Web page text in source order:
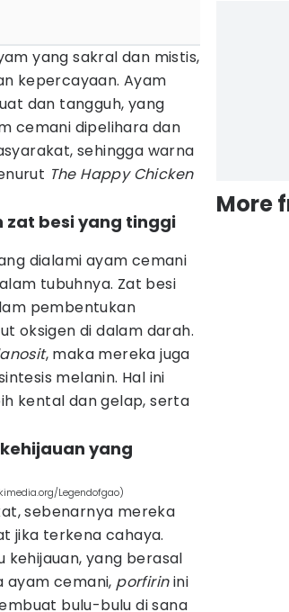
yang sakral dan mistis,
kepercayaan. Ayam
dan tangguh, yang
cemani dipelihara dan
sehingga warna
The Happy Chicken
zat besi yang tinggi
dialami ayam cemani
tubuhnya. Zat besi
pembentukan
oksigen di dalam darah.
, maka mereka juga
melanin. Hal ini
kental dan gelap, serta
yang
Legendofgao)
sebenarnya mereka
jika terkena cahaya.
kehijauan, yang berasal
ayam cemani, porfirinini
bulu-bulu di sana
More